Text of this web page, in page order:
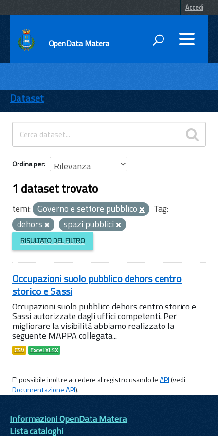
Accedi
OpenData Matera
ENTI
TEMI
INFORMAZIONI
Dataset
Ordina per
1 dataset trovato
temi: Governo e settore pubblico
Tag:
dehors
spazi pubblici
RISULTATO DEL FILTRO
Occupazioni suolo pubblico dehors centro
storico e Sassi
Occupazioni suolo pubblico dehors centro storico e
Sassi autorizzate dagli uffici competenti. Per
migliorare la visibilità abbiamo realizzato la
seguente MAPPA collegata...
CSV Excel XLSX
E' possibile inoltre accedere al registro usando leAPI(vedi
Documentazione API).
Informazioni OpenData Matera
Lista cataloghi